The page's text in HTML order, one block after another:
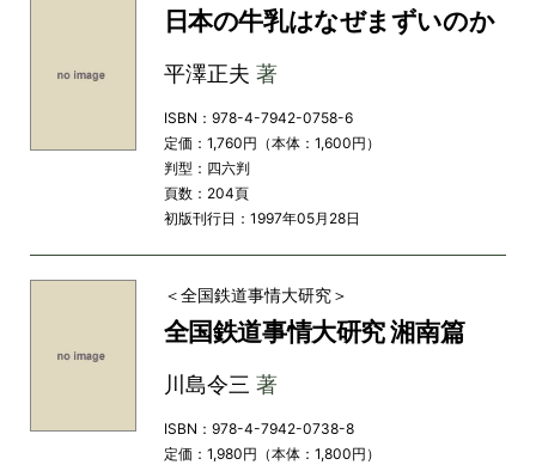
日本の牛乳はなぜまずいのか
平澤正夫 著
ISBN：978-4-7942-0758-6
定価：1,760円（本体：1,600円）
判型：四六判
頁数：204頁
初版刊行日：1997年05月28日
＜全国鉄道事情大研究＞
全国鉄道事情大研究 湘南篇
川島令三 著
ISBN：978-4-7942-0738-8
定価：1,980円（本体：1,800円）